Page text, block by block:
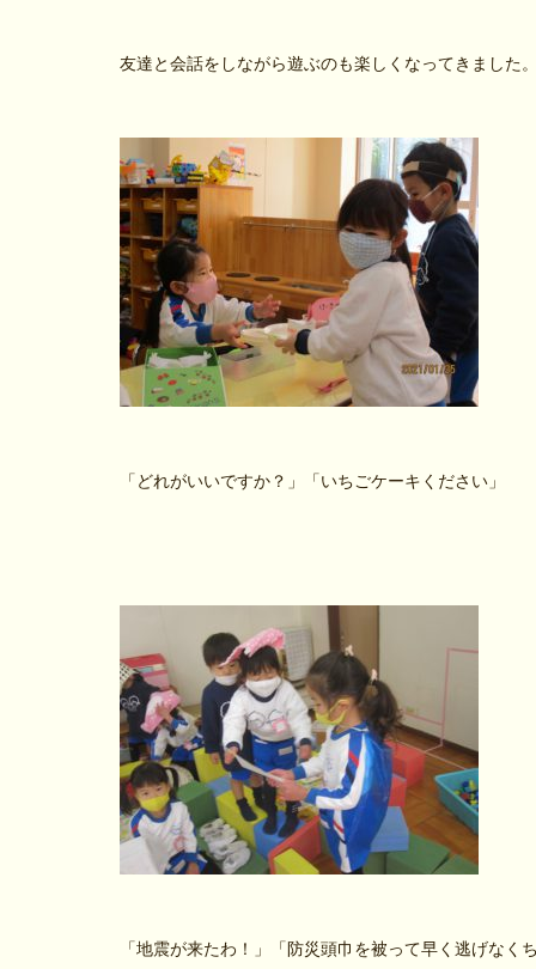
友達と会話をしながら遊ぶのも楽しくなってきました
「どれがいいですか？」「いちごケーキください」
「地震が来たわ！」「防災頭巾を被って早く逃げなく